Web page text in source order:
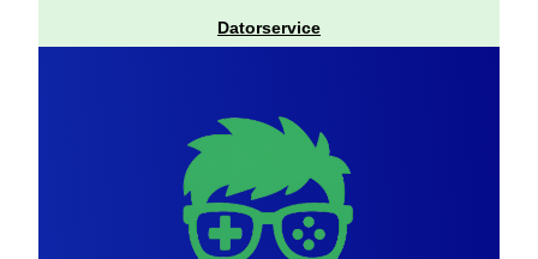
Datorservice